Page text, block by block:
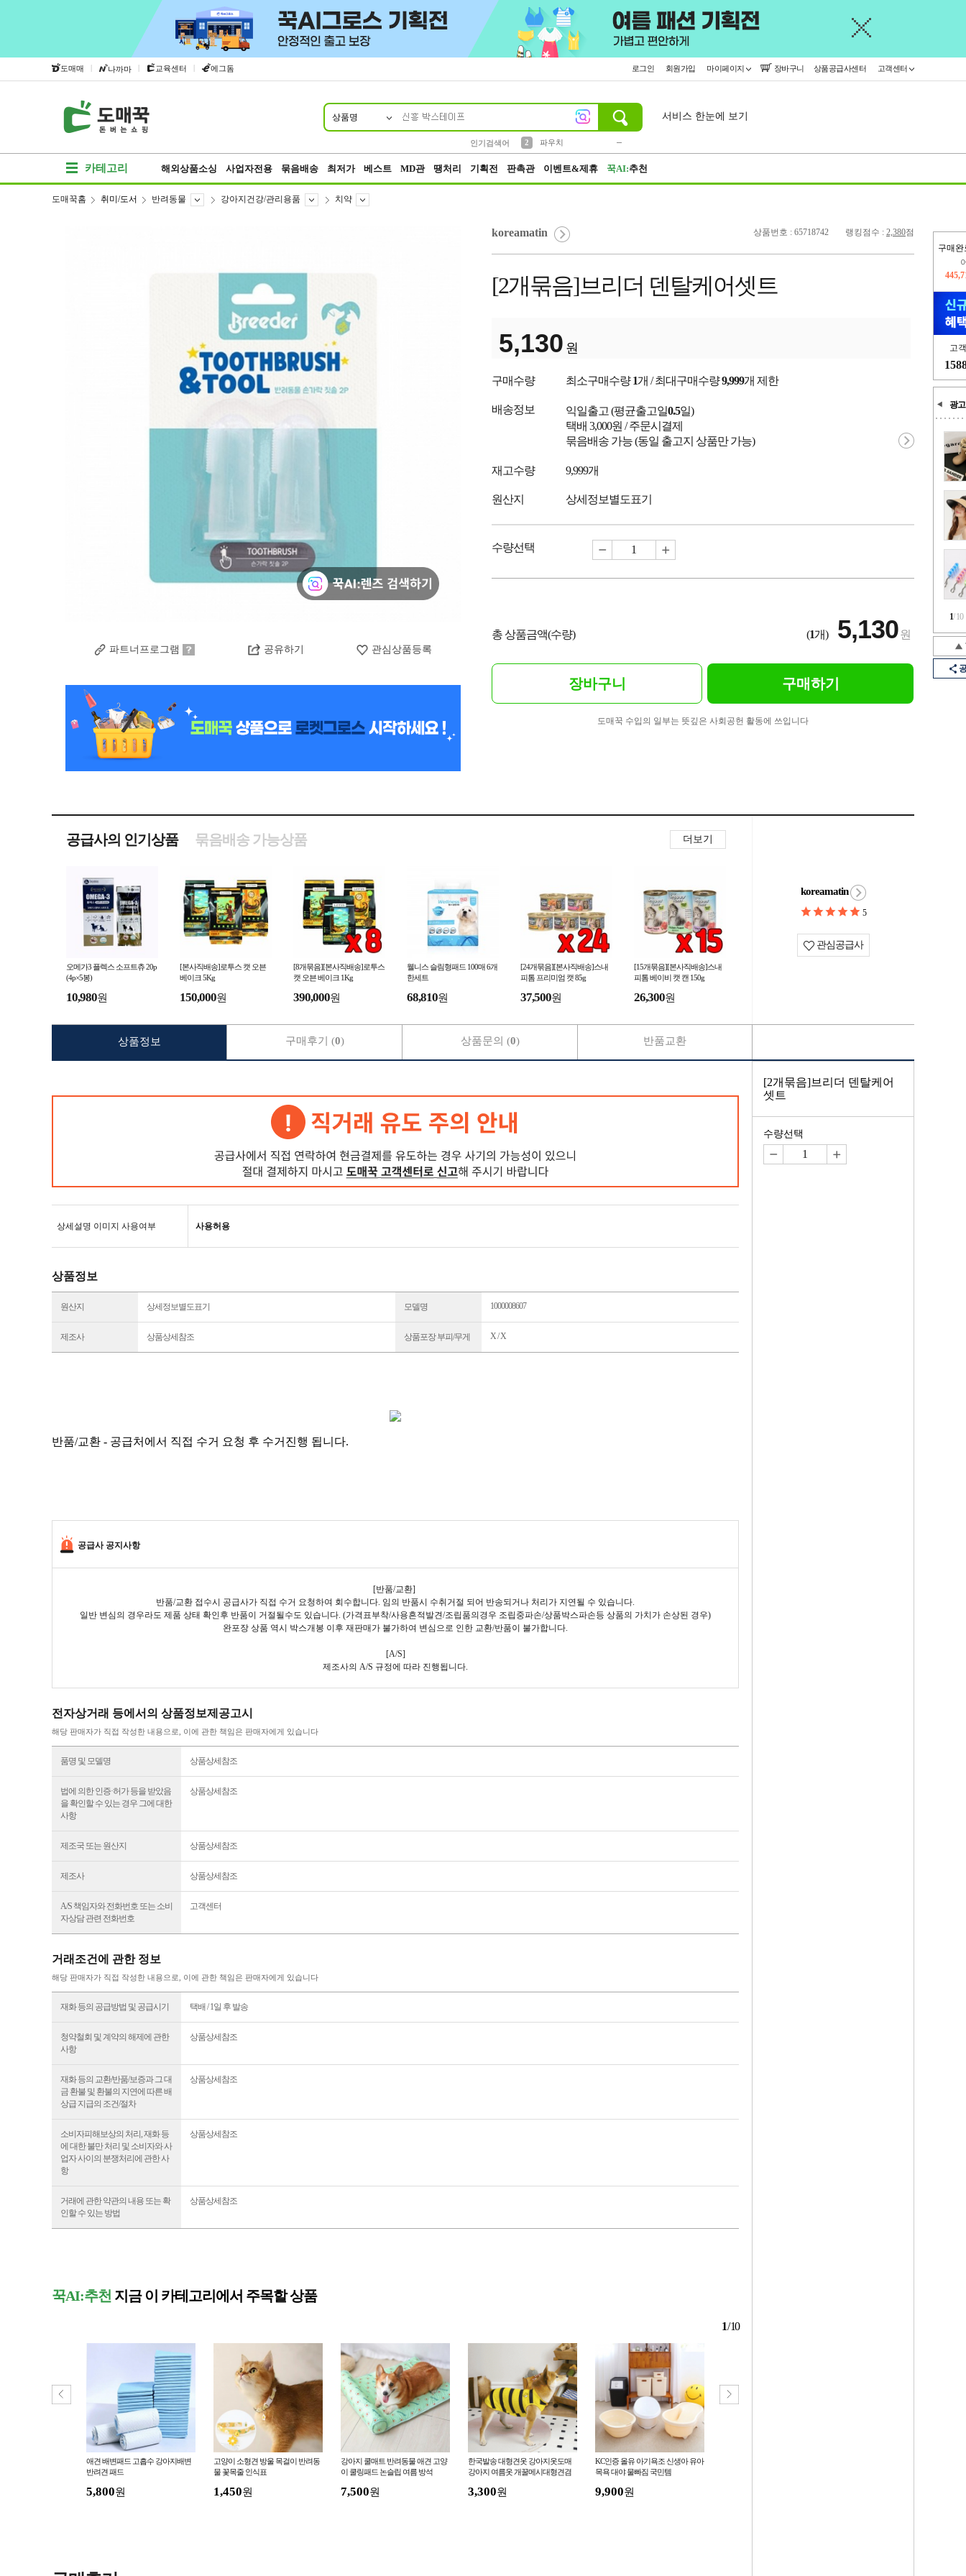
도매매 | 나까마 | 교육센터 | 에그돔 로그인 회원가입 마이페이지 장바구니 상품공급사센터 고객센터
상품명
인기검색어
2
파우치
서비스 한눈에 보기
카테고리 해외상품소싱 사업자전용 묶음배송 최저가 베스트 MD관 땡처리 기획전 판촉관 이벤트&제휴 꾹AI:추천
구매완
오
고
광고
1/10
도매꾹홈 취미/도서 반려동물 강아지건강/관리용품 치약
파트너프로그램 공유하기 관심상품등록
상품번호 : 65718742 랭킹점수 : 2,380점
koreamatin
[2개묶음]브리더 덴탈케어셋트
5,130 원
구매수량 최소구매수량1개 / 최대구매수량9,999개 제한
배송정보 익일출고 (평균출고일0.5일)
택배 3,000원 / 주문시결제
묶음배송 가능 (동일 출고지 상품만 가능)
재고수량 9,999개
원산지 상세정보별도표기
수량선택
총 상품금액(수량) (1개) 5,130원
장바구니 구매하기
도매꾹 수입의 일부는 뜻깊은 사회공헌 활동에 쓰입니다
공급사의 인기상품 더보기
묶음배송 가능상품
오메가3 플렉스 소프트츄 20p
(4p×5봉)
10,980원
[본사직배송]로투스 캣 오븐
베이크 5Kg
150,000원
[8개묶음][본사직배송]로투스
캣 오븐 베이크 1Kg
390,000원
웰니스 슬림형패드 100매 6개
한세트
68,810원
[24개묶음][본사직배송]스내
피톰 프리미엄 캣 85g
37,500원
[15개묶음][본사직배송]스내
피톰 베이비 캣 캔 150g
26,300원
koreamatin
5
관심공급사
상세설명 이미지 사용여부 사용허용
상품정보
원산지 상세정보별도표기 모델명 1000008607
제조사 상품상세참조 상품포장 부피/무게 X / X
반품/교환 - 공급처에서 직접 수거 요청 후 수거진행 됩니다.
공급사 공지사항
[반품/교환]
반품/교환 접수시 공급사가 직접 수거 요청하여 회수합니다. 임의 반품시 수취거절 되어 반송되거나 처리가 지연될 수 있습니다.
일반 변심의 경우라도 제품 상태 확인후 반품이 거절될수도 있습니다. (가격표부착/사용흔적발견/조립품의경우 조립중파손/상품박스파손등 상품의 가치가 손상된 경우)
완포장 상품 역시 박스개봉 이후 재판매가 불가하여 변심으로 인한 교환/반품이 불가합니다.
[A/S]
제조사의 A/S 규정에 따라 진행됩니다.
전자상거래 등에서의 상품정보제공고시
해당 판매자가 직접 작성한 내용으로, 이에 관한 책임은 판매자에게 있습니다
품명 및 모델명 상품상세참조
법에 의한 인증·허가 등을 받았음
을 확인할 수 있는 경우 그에 대한
사항
상품상세참조
제조국 또는 원산지 상품상세참조
제조사 상품상세참조
A/S 책임자와 전화번호 또는 소비
자상담 관련 전화번호
고객센터
거래조건에 관한 정보
해당 판매자가 직접 작성한 내용으로, 이에 관한 책임은 판매자에게 있습니다
재화 등의 공급방법 및 공급시기 택배 / 1일 후 발송
청약철회 및 계약의 해제에 관한
사항
상품상세참조
재화 등의 교환/반품/보증과 그 대
금 환불 및 환불의 지연에 따른 배
상급 지급의 조건/절차
상품상세참조
소비자피해보상의 처리, 재화 등
에 대한 불만 처리 및 소비자와 사
업자 사이의 분쟁처리에 관한 사
항
상품상세참조
거래에 관한 약관의 내용 또는 확
인할 수 있는 방법
상품상세참조
꾹AI:추천 지금 이 카테고리에서 주목할 상품
1/10
애견 배변패드 고흡수 강아지배변
반려견 패드
5,800원
고양이 소형견 방울 목걸이 반려동
물 꽃목줄 인식표
1,450원
강아지 쿨매트 반려동물 애견 고양
이 쿨링패드 논슬립 여름 방석
7,500원
한국발송 대형견옷 강아지옷도매
강아지 여름옷 개꿀메시대형견겸
3,300원
KC인증 올유 아기욕조 신생아 유아
목욕 대야 물빠짐 국민템
9,900원
상품정보 구매후기 (0) 상품문의 (0) 반품교환
[2개묶음]브리더 덴탈케어
셋트
수량선택